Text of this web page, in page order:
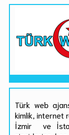
Türk web
kimlik, internet
İzmir ve